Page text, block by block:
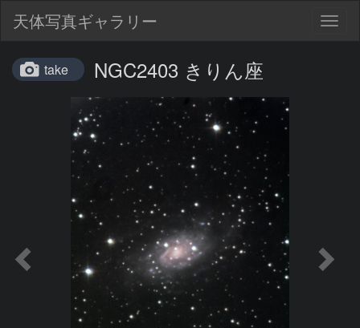
天体写真ギャラリー
take NGC2403 きりん座